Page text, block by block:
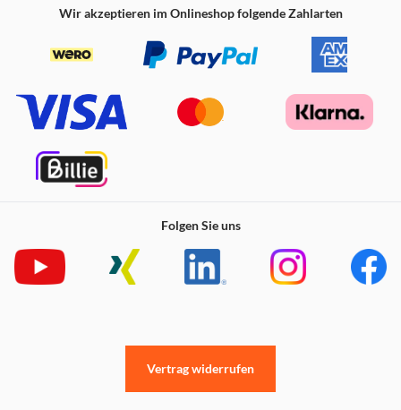
Wir akzeptieren im Onlineshop folgende Zahlarten
Folgen Sie uns
Vertrag widerrufen